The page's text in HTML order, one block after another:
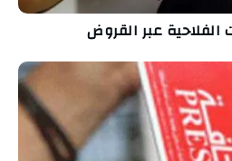
الفلاحية عبر القروض